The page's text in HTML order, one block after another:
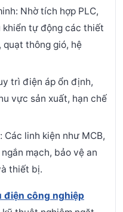
Nhờ tích hợp PLC,
tự động các thiết
quạt thông gió, hệ
trì điện áp ổn định,
vực sản xuất, hạn chế
linh kiện như MCB,
mạch, bảo vệ an
thiết bị.
điện công nghiệp